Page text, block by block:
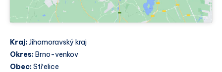
Kraj:Jihomoravský kraj
Okres: Brno-venkov
Obec:Střelice